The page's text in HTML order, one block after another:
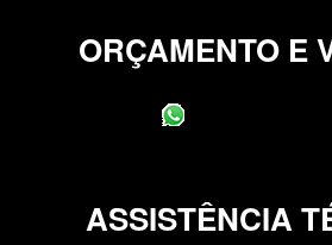
ORÇAMENTO E
ASSISTÊNCIA